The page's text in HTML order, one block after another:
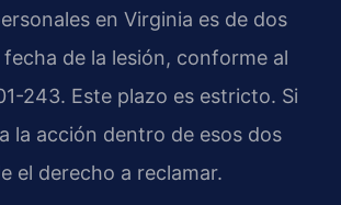
en Virginia es de dos
fecha de la lesión, conforme al
243. Este plazo es estricto. Si
la acción dentro de esos dos
el derecho a reclamar.